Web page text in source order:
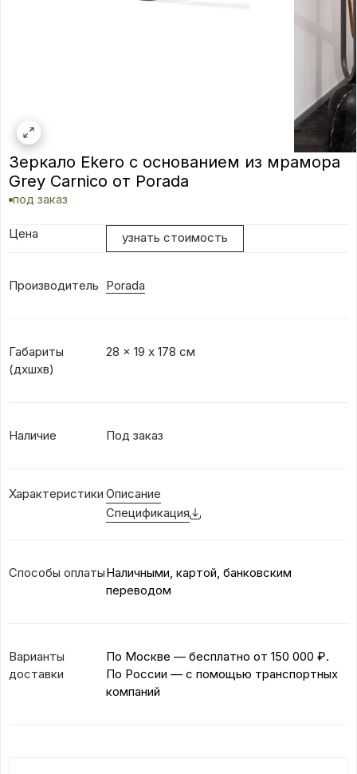
Зеркало Ekero с основанием из мрамора
Grey Carnico от Porada
под заказ
Цена узнать стоимость
Производитель Porada
Габариты
(дxшхв)
28 x 19 х 178 см
Наличие Под заказ
Характеристики Описание
Спецификация
Способы оплатыНаличными, картой, банковским
переводом
Варианты
доставки
По Москве — бесплатно от 150 000 ₽.
По России — с помощью транспортных
компаний